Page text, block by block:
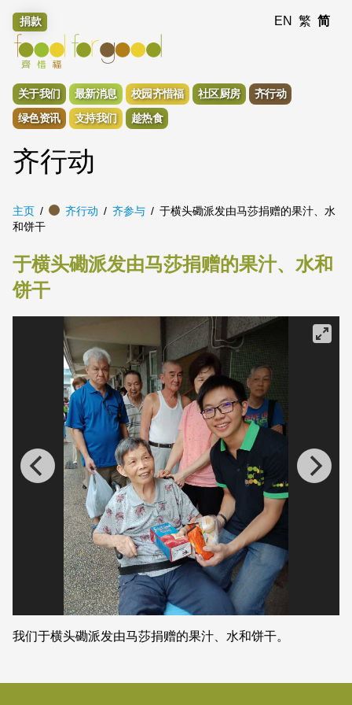
捐款 EN 繁 简
关于我们 最新消息 校园齐惜福 社区厨房
齐行动
绿色资讯
支持我们 趁热食
齐行动
主页 齐行动 齐参与
于横头磡派发由马莎捐赠的果汁、水
和饼干
于横头磡派发由马莎捐赠的果汁、水和
饼干
我们于横头磡派发由马莎捐赠的果汁、水和饼干。